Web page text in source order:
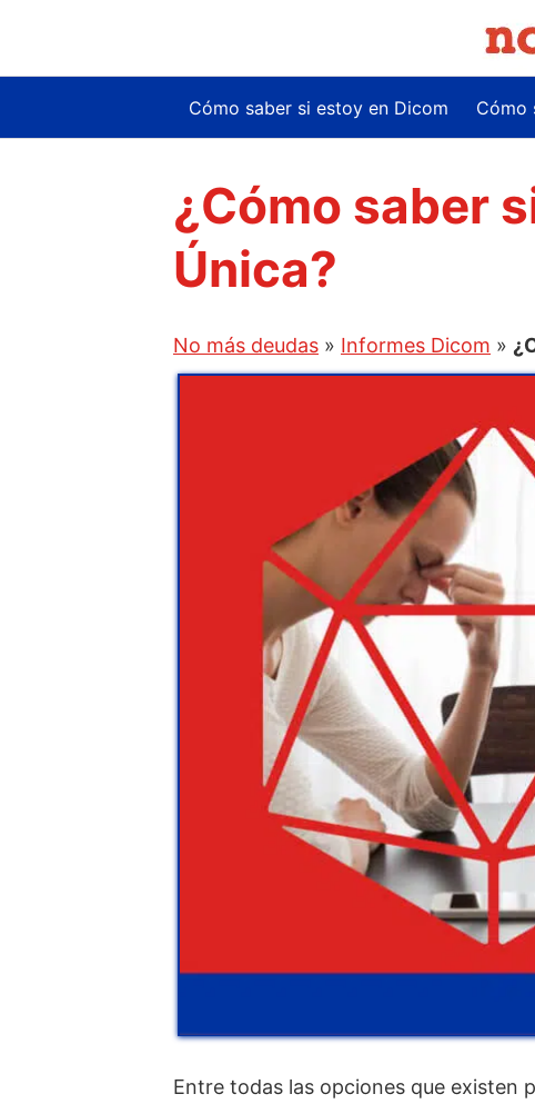
contenido
Cómo saber si estoy en Dicom Cómo
¿Cómo saber
Única?
No más deudas » Informes Dicom »
Entre todas las opciones que existen